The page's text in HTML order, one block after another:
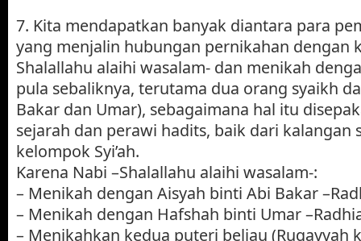
7. Kita mendapatkan banyak diantara para
yang menjalin hubungan pernikahan dengan
Shalallahu alaihi wasalam- dan menikah
pula sebaliknya, terutama dua orang syaikh
Bakar dan Umar), sebagaimana hal itu
sejarah dan perawi hadits, baik dari kalangan
kelompok Syi’ah.
Karena Nabi –Shalallahu alaihi wasalam-:
– Menikah dengan Aisyah binti Abi Bakar
– Menikah dengan Hafshah binti Umar
– Menikahkan kedua puteri beliau (Ruqayyah